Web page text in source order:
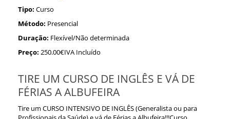
Tipo: Curso
Método: Presencial
Duração: Flexível/Não determinada
Preço: 250.00€IVA Incluído
TIRE UM CURSO DE INGLÊS E VÁ DE
FÉRIAS A ALBUFEIRA
Tire um CURSO INTENSIVO DE INGLÊS (Generalista ou para